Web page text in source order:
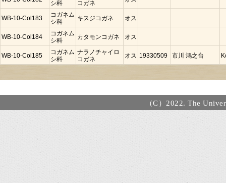
シ科
コガネ
WB-10-Col183
コガネム
シ科
キスジコガネ オス
WB-10-Col184
コガネム
シ科
カタモンコガネ オス
WB-10-Col185
コガネム
シ科
ナラノチャイロ
コガネ
オス 19330509 市川 鴻之台
（C）2022. The